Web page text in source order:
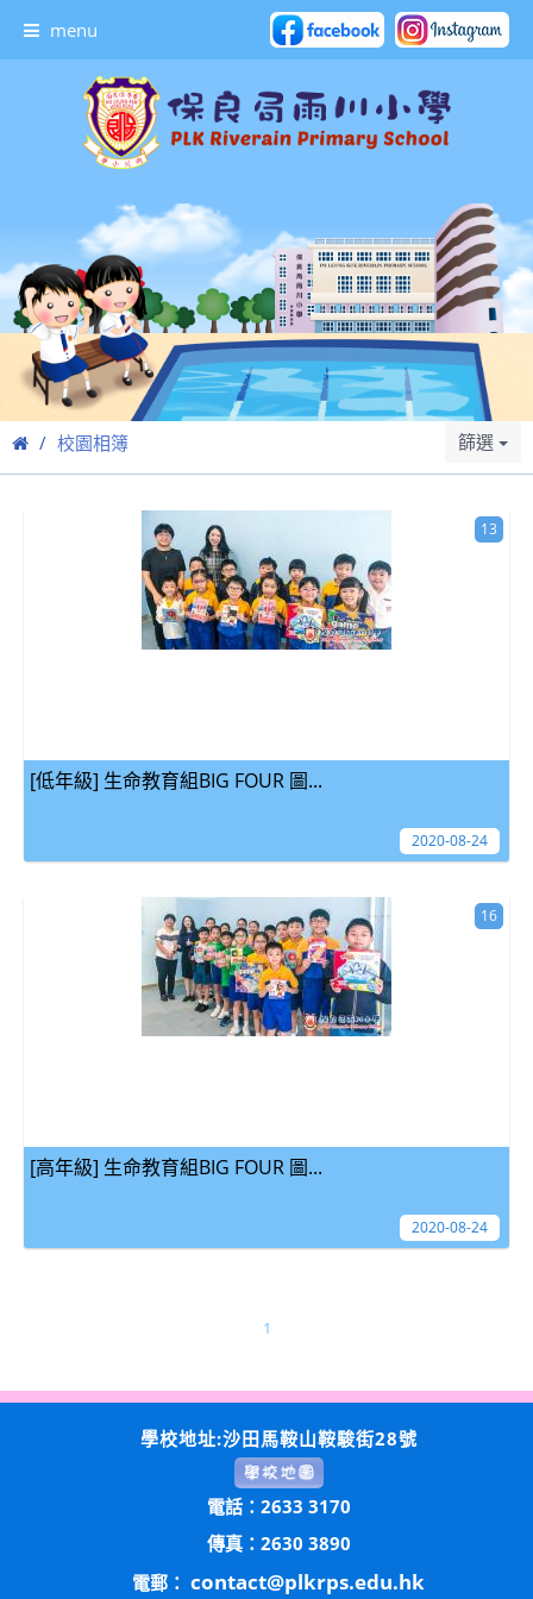
menu
校園相簿 篩選
[低年級] 生命教育組BIG FOUR 圖...
13
2020-08-24
[高年級] 生命教育組BIG FOUR 圖...
16
2020-08-24
1
學校地址:沙田馬鞍山鞍駿街28號
電話：2633 3170
傳真：2630 3890
電郵： contact@plkrps.edu.hk